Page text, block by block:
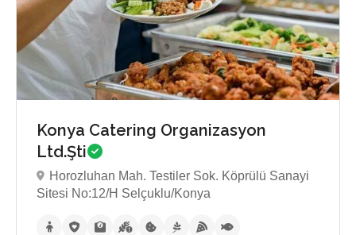
Konya Catering Organizasyon
Ltd.Şti
Horozluhan Mah. Testiler Sok. Köprülü Sanayi
Sitesi No:12/H Selçuklu/Konya